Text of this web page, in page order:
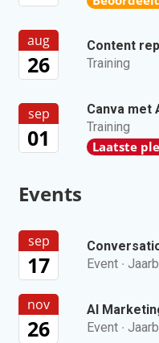
aug
26
Content
Training
sep
01
Canva met
Training
Laatste
Events
sep
17
Event ·
nov
26
AI
Event ·